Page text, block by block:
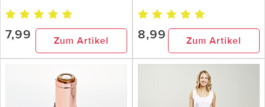
7,99 Zum Artikel 8,99 Zum Artikel